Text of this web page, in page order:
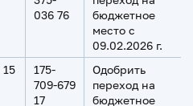
036 76
бюджетное
место с
09.02.2026 г.
15
175-
709-679
17
Одобрить
переход на
бюджетное